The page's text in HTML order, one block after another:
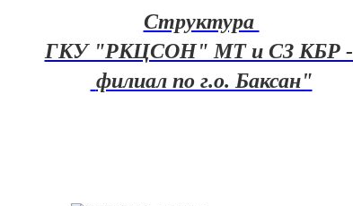
Структура
ГКУ "РКЦСОН" МТ и СЗ КБР -
филиал по г.о. Баксан"